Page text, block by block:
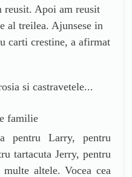
reusit. Apoi am reusit
al treilea. Ajunsese in
carti crestine, a afirmat
si castravetele...
pentru Larry, pentru
tartacuta Jerry, pentru
altele. Vocea cea